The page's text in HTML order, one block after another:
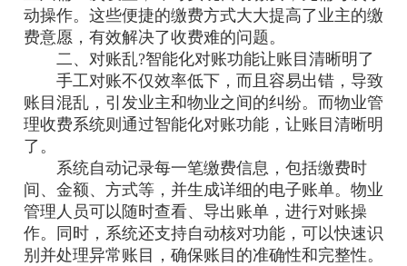
动操作。这些便捷的缴费方式大大提高了业主的缴
费意愿，有效解决了收费难的问题。
二、对账乱?智能化对账功能让账目清晰明了
手工对账不仅效率低下，而且容易出错，导致
账目混乱，引发业主和物业之间的纠纷。而物业管
理收费系统则通过智能化对账功能，让账目清晰明
了。
系统自动记录每一笔缴费信息，包括缴费时
间、金额、方式等，并生成详细的电子账单。物业
管理人员可以随时查看、导出账单，进行对账操
作。同时，系统还支持自动核对功能，可以快速识
别并处理异常账目，确保账目的准确性和完整性。